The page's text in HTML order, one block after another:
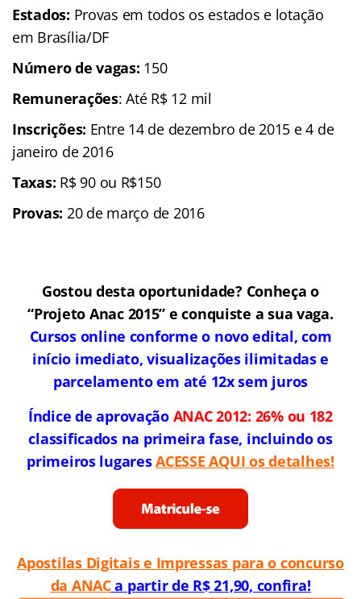
Estados: Provas em todos os estados e lotação
em Brasília/DF
Número de vagas: 150
Remunerações: Até R$ 12 mil
Inscrições: Entre 14 de dezembro de 2015 e 4 de
janeiro de 2016
Taxas: R$ 90 ou R$150
Provas: 20 de março de 2016
Gostou desta oportunidade? Conheça o
“Projeto Anac 2015” e conquiste a sua vaga.
Cursos online conforme o novo edital, com
início imediato, visualizações ilimitadas e
parcelamento em até 12x sem juros
Índice de aprovação ANAC 2012: 26% ou 182
classificados na primeira fase, incluindo os
primeiros lugaresACESSE AQUI os detalhes!
Apostilas Digitais e Impressas para o concurso
da ANACa partir de R$ 21,90, confira!